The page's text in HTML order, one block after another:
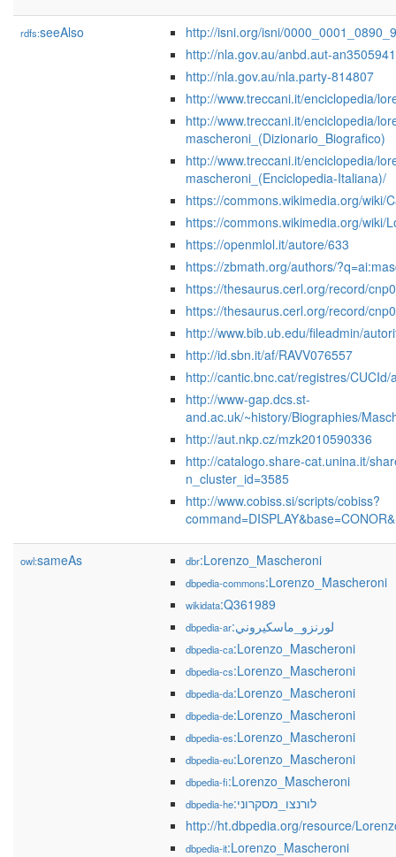
rdfs:seeAlso
http://isni.org/isni/
http://nla.gov.au/anbd.aut-
http://nla.gov.au/nla.party-814807
http://www.treccani.it/enciclopedia/
http://www.treccani.it/enciclopedia/
mascheroni_(Dizionario_Biografico)
http://www.treccani.it/enciclopedia/
mascheroni_(Enciclopedia-Italiana)/
https://commons.wikimedia.org/wiki/
https://commons.wikimedia.org/wiki/
https://openmlol.it/autore/633
https://zbmath.org/authors/
https://thesaurus.cerl.org/record/
https://thesaurus.cerl.org/record/
http://www.bib.ub.edu/fileadmin/
http://id.sbn.it/af/RAVV076557
http://cantic.bnc.cat/registres/CUCId/
http://www-gap.dcs.st-
and.ac.uk/~history/Biographies/
http://aut.nkp.cz/mzk2010590336
http://catalogo.share-cat.unina.it/
n_cluster_id=3585
http://www.cobiss.si/scripts/cobiss?
owl:sameAs dbr:Lorenzo_Mascheroni
dbpedia-commons:Lorenzo_Mascheroni
wikidata:Q361989
dbpedia-ar :لورنزو_ماسكيروني
dbpedia-ca:Lorenzo_Mascheroni
dbpedia-cs:Lorenzo_Mascheroni
dbpedia-da:Lorenzo_Mascheroni
dbpedia-de:Lorenzo_Mascheroni
dbpedia-es:Lorenzo_Mascheroni
dbpedia-eu:Lorenzo_Mascheroni
dbpedia-fi:Lorenzo_Mascheroni
dbpedia-he :לורנצו_מסקרוני
http://ht.dbpedia.org/resource/
dbpedia-it:Lorenzo_Mascheroni